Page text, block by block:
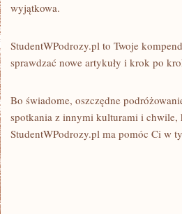
wyjątkowa.
StudentWPodrozy.pl to Twoje
sprawdzać nowe artykuły i krok po
Bo świadome, oszczędne
spotkania z innymi kulturami i chwile,
StudentWPodrozy.pl ma pomóc Ci w